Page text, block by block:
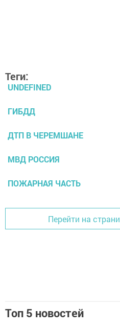
Теги:
UNDEFINED
ГИБДД
ДТП В ЧЕРЕМШАНЕ
МВД РОССИЯ
ПОЖАРНАЯ ЧАСТЬ
Перейти на
Топ 5 новостей